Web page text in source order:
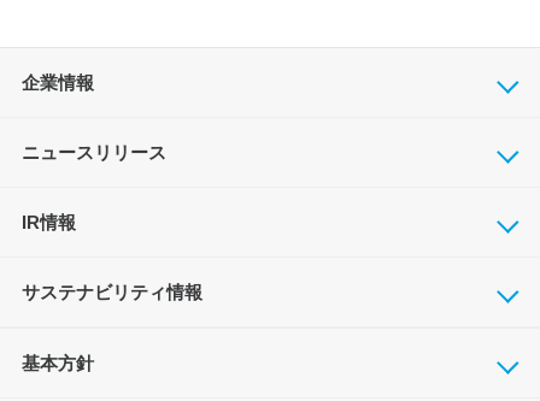
企業情報
ニュースリリース
IR情報
サステナビリティ情報
基本方針